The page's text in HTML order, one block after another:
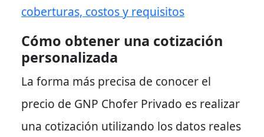
coberturas, costos y requisitos
Cómo obtener una cotización
personalizada
La forma más precisa de conocer el
precio de GNP Chofer Privado es realizar
una cotización utilizando los datos reales